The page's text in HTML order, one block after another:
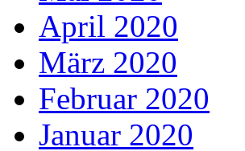
April 2020
März 2020
Februar 2020
Januar 2020